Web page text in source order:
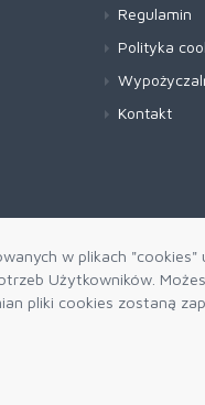
w plikach
Użytkowników.
pliki cookies zostaną
Regulamin
Polityka
Kontakt